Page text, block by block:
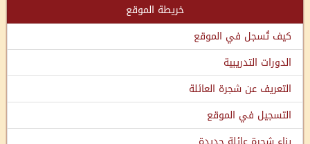
خريطة الموقع
كيف تُسجل في الموقع
الدورات التدريبية
التعريف عن شجرة العائلة
التسجيل في الموقع